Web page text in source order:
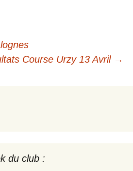
Course Urzy 13 Avril →
du club :